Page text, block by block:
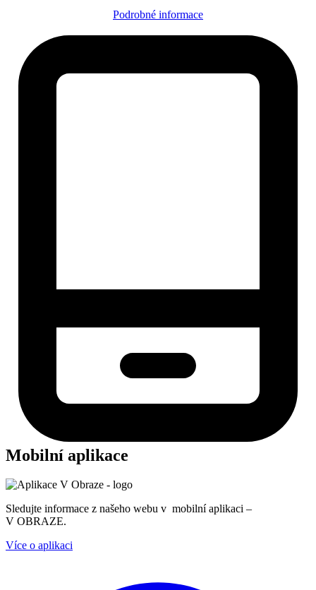
Podrobné informace
Mobilní aplikace
Sledujte informace z našeho webu v mobilní aplikaci –
V OBRAZE.
Více o aplikaci